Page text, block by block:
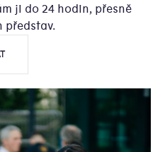
ji do 24 hodin, přesně
představ.